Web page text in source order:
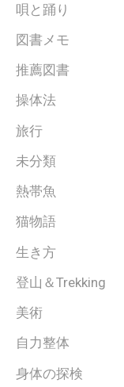
唄と踊り
図書メモ
推薦図書
操体法
旅行
未分類
熱帯魚
猫物語
生き方
登山＆Trekking
美術
自力整体
身体の探検